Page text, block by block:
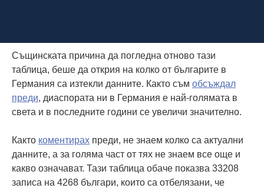
Същинската причина да погледна отново тази
таблица, беше да открия на колко от българите в
Германия са изтекли данните. Както съм обсъждал
преди, диаспората ни в Германия е най-голямата в
света и в последните години се увеличи значително.
Както коментирах преди, не знаем колко са актуални
данните, а за голяма част от тях не знаем все още и
какво означават. Тази таблица обаче показва 33208
записа на 4268 българи, които са отбелязани, че